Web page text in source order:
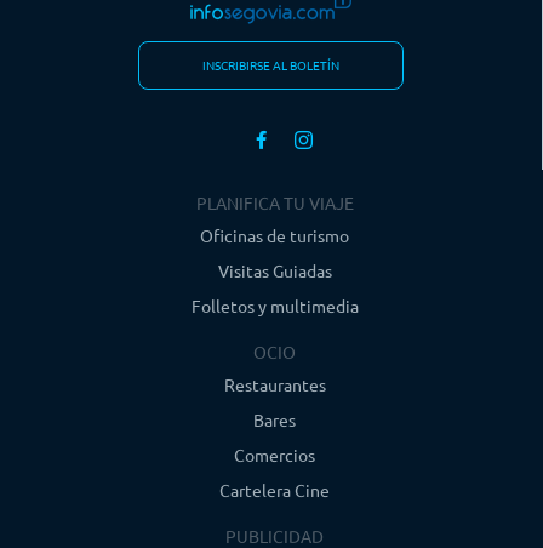
INSCRIBIRSE AL BOLETÍN
PLANIFICA TU VIAJE
Oficinas de turismo
Visitas Guiadas
Folletos y multimedia
OCIO
Restaurantes
Bares
Comercios
Cartelera Cine
PUBLICIDAD